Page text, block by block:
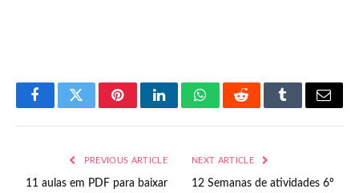
FacebookTwitterPinterestLinkedInWhatsAppRedditTumblrEmail
PREVIOUS ARTICLE
11 aulas em PDF para baixar
NEXT ARTICLE
12 Semanas de atividades 6º